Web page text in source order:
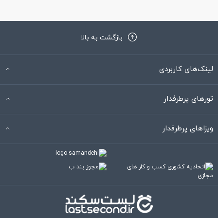
بازگشت به بالا
لینک‌های کاربردی
تورهای پرطرفدار
ویزاهای پرطرفدار